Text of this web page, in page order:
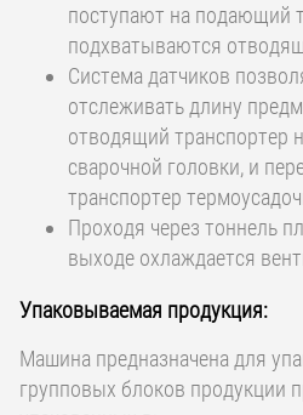
поступают на подающий
подхватываются
Система датчиков
отслеживать длину
отводящий транспортер
сварочной головки, и
транспортер
Проходя через тоннель
выходе охлаждается
Упаковываемая продукция:
Машина предназначена для
групповых блоков продукции